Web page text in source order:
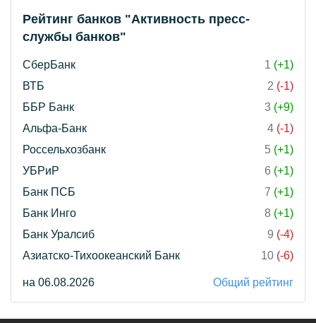
Рейтинг банков "Активность пресс-
службы банков"
СберБанк 1 (+1)
ВТБ
2 (-1)
ББР Банк
3 (+9)
Альфа-Банк
4 (-1)
Россельхозбанк
5 (+1)
УБРиР
6 (+1)
Банк ПСБ
7 (+1)
Банк Инго
8 (+1)
Банк Уралсиб
9 (-4)
Азиатско-Тихоокеанский Банк
10 (-6)
на 06.08.2026 Общий рейтинг